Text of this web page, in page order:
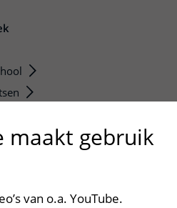
maakt gebruik
van o.a. YouTube.